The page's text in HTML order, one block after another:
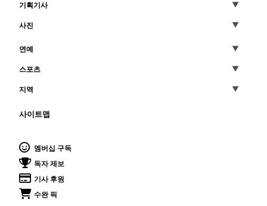
기획기사
사진
연예
스포츠
지역
사이트맵
멤버십 구독
독자 제보
기사 후원
수완 픽